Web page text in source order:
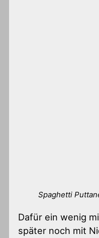
Spaghetti
Dafür ein wenig
später noch mit